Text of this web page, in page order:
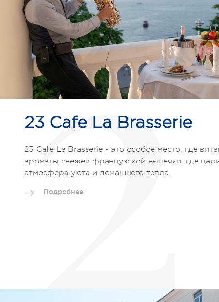
23 Cafe La Brasserie
23 Cafe La Brasserie - это особое место, где
ароматы свежей французской выпечки, где
атмосфера уюта и домашнего тепла.
Подробнее